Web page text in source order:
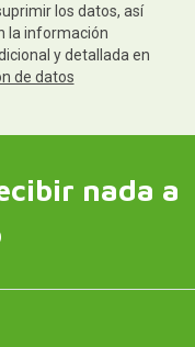
los datos, así
la información
y detallada en
de datos
nada a